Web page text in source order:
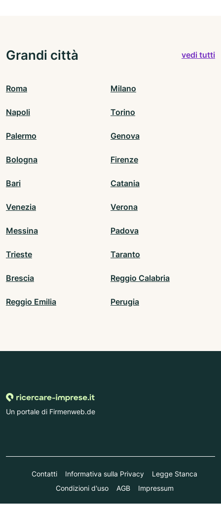
Grandi città vedi tutti
Roma Milano
Napoli Torino
Palermo Genova
Bologna Firenze
Bari Catania
Venezia Verona
Messina Padova
Trieste Taranto
Brescia Reggio Calabria
Reggio Emilia Perugia
Un portale di Firmenweb.de
Contatti Informativa sulla Privacy
Legge Stanca
Condizioni d'uso
AGB Impressum